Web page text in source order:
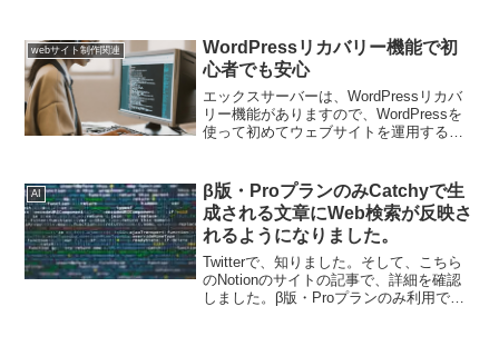
と、横に３つ記事を表示で...
webサイト制作関連
WordPressリカバリー機能で初
心者でも安心
エックスサーバーは、WordPressリカバ
リー機能がありますので、WordPressを
使って初めてウェブサイトを運用する方
のトラブル解決を助けます。エックス...
AI
β版・ProプランのみCatchyで生
成される文章にWeb検索が反映さ
れるようになりました。
Twitterで、知りました。そして、こちら
のNotionのサイトの記事で、詳細を確認
しました。β版・Proプランのみ利用でき